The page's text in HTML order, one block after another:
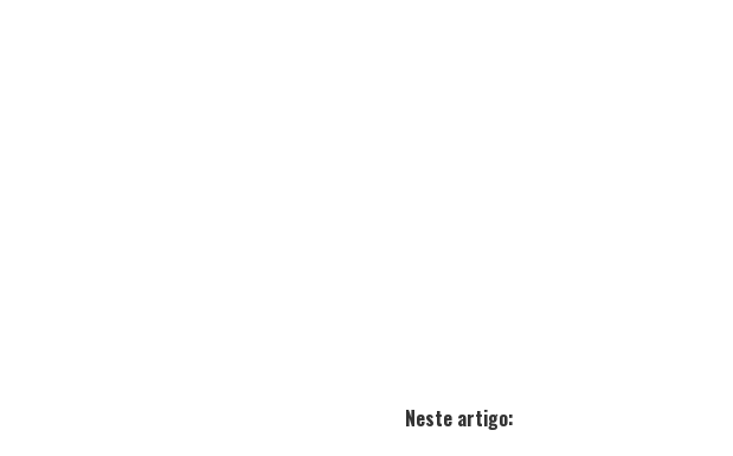
Neste artigo: